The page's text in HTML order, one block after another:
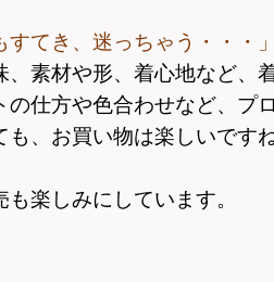
すてき、迷っちゃう・・・」
素材や形、着心地など、
の仕方や色合わせなど、 プ
も、お買い物は楽しいです
楽しみにしています。